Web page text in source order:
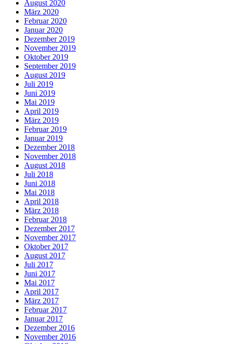
August 2020
März 2020
Februar 2020
Januar 2020
Dezember 2019
November 2019
Oktober 2019
September 2019
August 2019
Juli 2019
Juni 2019
Mai 2019
April 2019
März 2019
Februar 2019
Januar 2019
Dezember 2018
November 2018
August 2018
Juli 2018
Juni 2018
Mai 2018
April 2018
März 2018
Februar 2018
Dezember 2017
November 2017
Oktober 2017
August 2017
Juli 2017
Juni 2017
Mai 2017
April 2017
März 2017
Februar 2017
Januar 2017
Dezember 2016
November 2016